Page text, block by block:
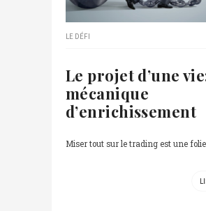
LE DÉFI
Le projet d’une
mécanique
d’enrichissement
Miser tout sur le trading est une